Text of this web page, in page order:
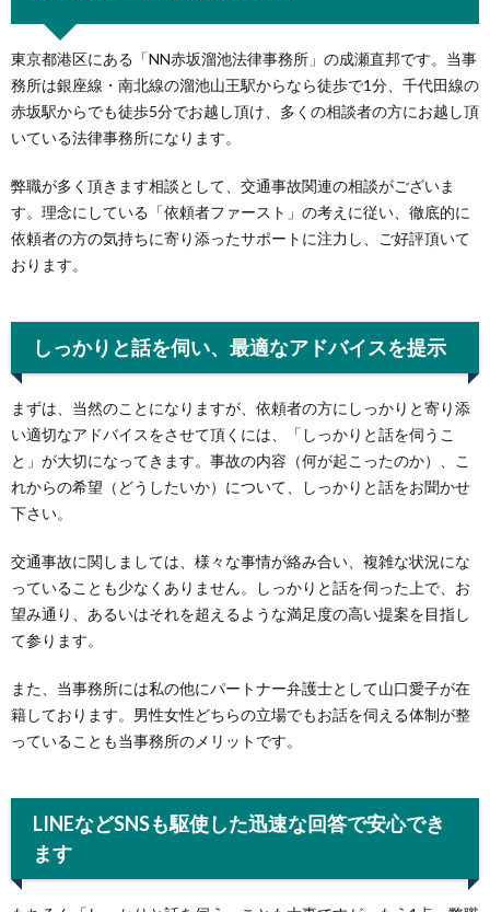
東京都港区にある「NN赤坂溜池法律事務所」の成瀬直邦です。当事
務所は銀座線・南北線の溜池山王駅からなら徒歩で1分、千代田線の
赤坂駅からでも徒歩5分でお越し頂け、多くの相談者の方にお越し頂
いている法律事務所になります。
弊職が多く頂きます相談として、交通事故関連の相談がございま
す。理念にしている「依頼者ファースト」の考えに従い、徹底的に
依頼者の方の気持ちに寄り添ったサポートに注力し、ご好評頂いて
おります。
しっかりと話を伺い、最適なアドバイスを提示
まずは、当然のことになりますが、依頼者の方にしっかりと寄り添
い適切なアドバイスをさせて頂くには、「しっかりと話を伺うこ
と」が大切になってきます。事故の内容（何が起こったのか）、こ
れからの希望（どうしたいか）について、しっかりと話をお聞かせ
下さい。
交通事故に関しましては、様々な事情が絡み合い、複雑な状況にな
っていることも少なくありません。しっかりと話を伺った上で、お
望み通り、あるいはそれを超えるような満足度の高い提案を目指し
て参ります。
また、当事務所には私の他にパートナー弁護士として山口愛子が在
籍しております。男性女性どちらの立場でもお話を伺える体制が整
っていることも当事務所のメリットです。
LINEなどSNSも駆使した迅速な回答で安心でき
ます